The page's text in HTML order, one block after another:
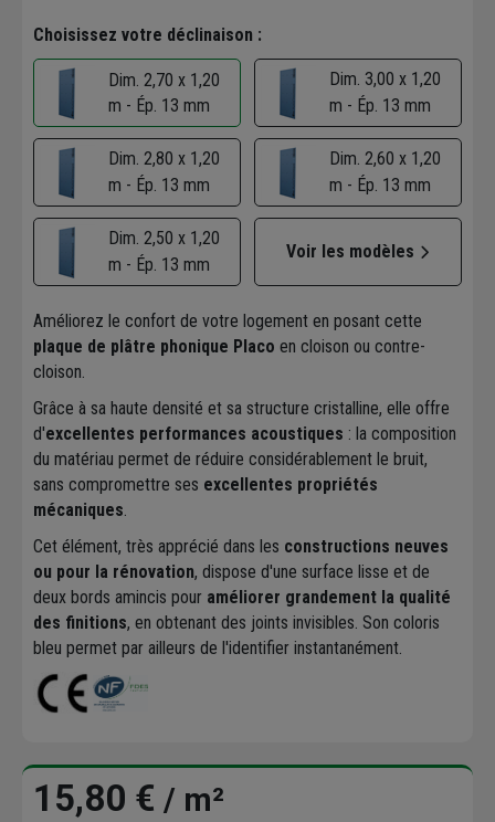
Choisissez votre déclinaison :
Dim. 2,70 x 1,20
m - Ép. 13 mm
Dim. 3,00 x 1,20
m - Ép. 13 mm
Dim. 2,80 x 1,20
m - Ép. 13 mm
Dim. 2,60 x 1,20
m - Ép. 13 mm
Dim. 2,50 x 1,20
m - Ép. 13 mm
Voir les modèles
Améliorez le confort de votre logement en posant cette
plaque de plâtre phonique Placo en cloison ou contre-
cloison.
Grâce à sa haute densité et sa structure cristalline, elle offre
d'excellentes performances acoustiques : la composition
du matériau permet de réduire considérablement le bruit,
sans compromettre ses excellentes propriétés
mécaniques.
Cet élément, très apprécié dans les constructions neuves
ou pour la rénovation, dispose d'une surface lisse et de
deux bords amincis pour améliorer grandement la qualité
des finitions, en obtenant des joints invisibles. Son coloris
bleu permet par ailleurs de l'identifier instantanément.
15,80 € / m²